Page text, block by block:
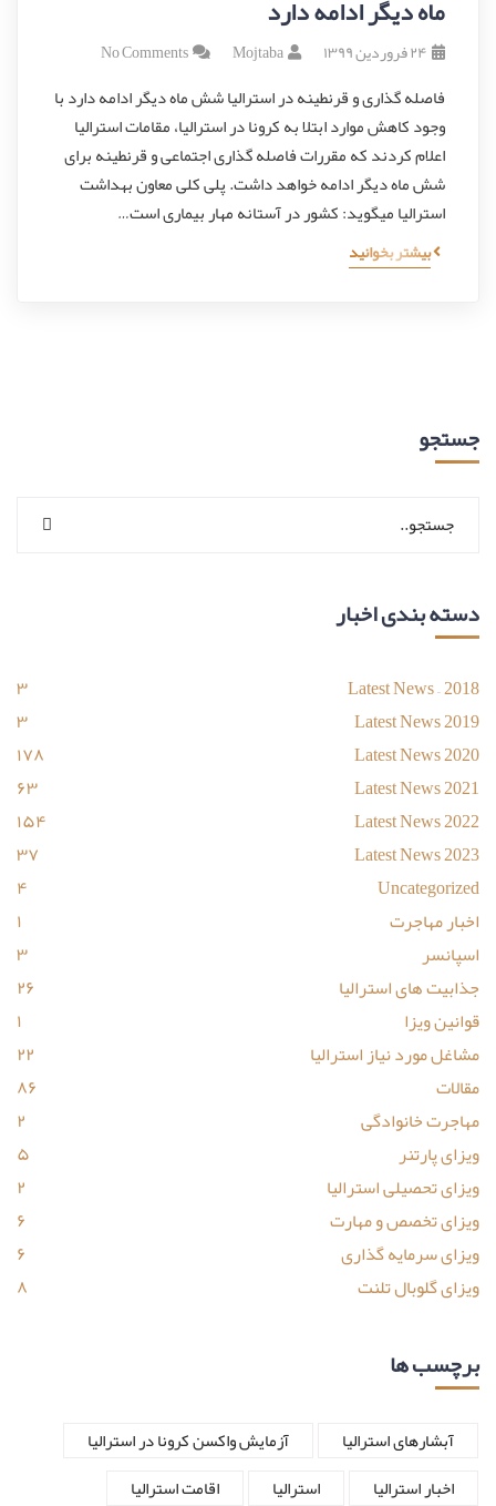
ماه دیگر ادامه دارد
۲۴ فروردین ۱۳۹۹ Mojtaba
No Comments
فاصله گذاری و قرنطینه در استرالیا شش ماه دیگر ادامه دارد با
وجود كاهش موارد ابتلا به كرونا در استراليا، مقامات استرالیا
اعلام كردند که مقررات فاصله‌ گذاری اجتماعی و قرنطينه برای
شش ماه ديگر ادامه خواهد‌ داشت. پلی کلی معاون بهداشت
استرالیا میگوید: كشور در آستانه مهار بيماری است…
بیشتر بخوانید
جستجو
دسته بندی اخبار
Latest News – 2018
۳
Latest News 2019
۳
Latest News 2020
۱۷۸
Latest News 2021
۶۳
Latest News 2022
۱۵۴
Latest News 2023
۳۷
Uncategorized
۴
اخبار مهاجرت
۱
اسپانسر
۳
جذابیت های استرالیا
۲۶
قوانین ویزا
۱
مشاغل مورد نیاز استرالیا
۲۲
مقالات
۸۶
مهاجرت خانوادگی
۲
ویزای پارتنر
۵
ویزای تحصیلی استرالیا
۲
ویزای تخصص و مهارت
۶
ویزای سرمایه گذاری
۶
ویزای گلوبال تلنت
۸
برچسب ها
آبشارهای استرالیا
آزمایش واکسن کرونا در استرالیا
اخبار استرالیا
استرالیا
اقامت استرالیا